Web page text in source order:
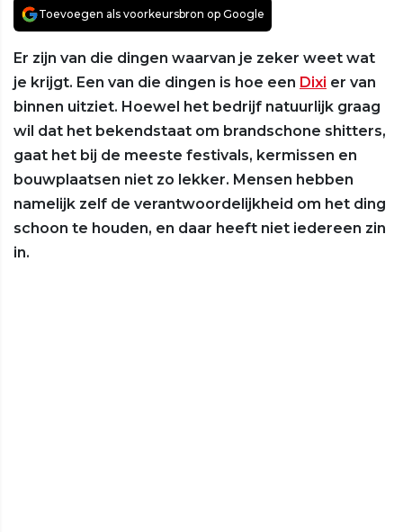
Toevoegen als voorkeursbron op Google
Er zijn van die dingen waarvan je zeker weet wat
je krijgt. Een van die dingen is hoe een Dixi er van
binnen uitziet. Hoewel het bedrijf natuurlijk graag
wil dat het bekendstaat om brandschone shitters,
gaat het bij de meeste festivals, kermissen en
bouwplaatsen niet zo lekker. Mensen hebben
namelijk zelf de verantwoordelijkheid om het ding
schoon te houden, en daar heeft niet iedereen zin
in.